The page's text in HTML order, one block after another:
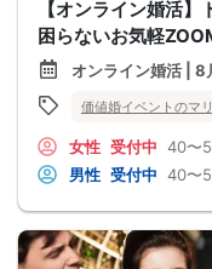
【オンライン婚活
困らないお気軽
オンライン婚活 |
価値婚イベントのマ
女性 受付中 40〜
男性 受付中 40〜